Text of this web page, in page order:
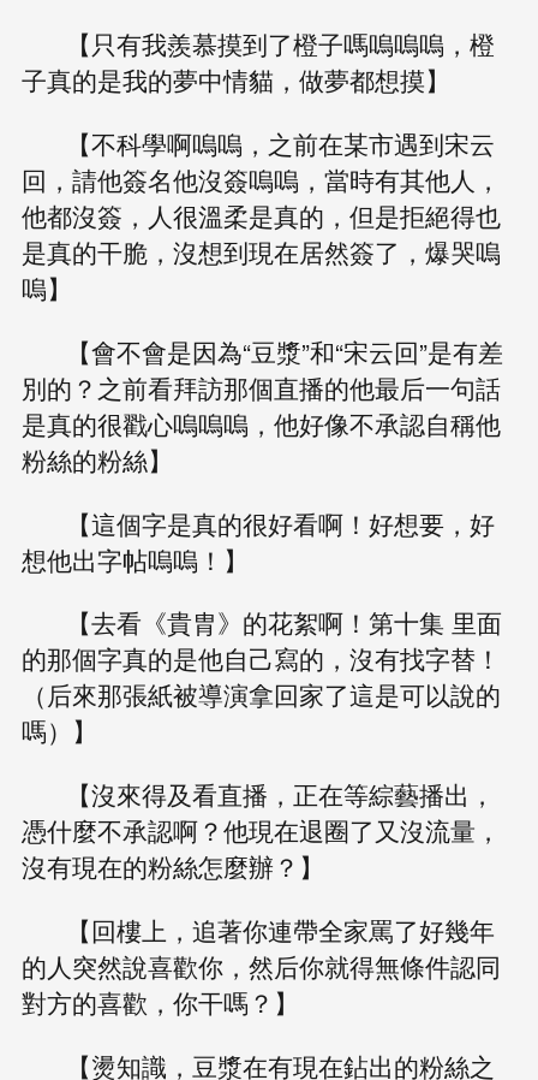
【只有我羨慕摸到了橙子嗎嗚嗚嗚，橙
子真的是我的夢中情貓，做夢都想摸】
【不科學啊嗚嗚，之前在某市遇到宋云
回，請他簽名他沒簽嗚嗚，當時有其他人，
他都沒簽，人很溫柔是真的，但是拒絕得也
是真的干脆，沒想到現在居然簽了，爆哭嗚
嗚】
【會不會是因為“豆漿”和“宋云回”是有差
別的？之前看拜訪那個直播的他最后一句話
是真的很戳心嗚嗚嗚，他好像不承認自稱他
粉絲的粉絲】
【這個字是真的很好看啊！好想要，好
想他出字帖嗚嗚！】
【去看《貴胄》的花絮啊！第十集 里面
的那個字真的是他自己寫的，沒有找字替！
（后來那張紙被導演拿回家了這是可以說的
嗎）】
【沒來得及看直播，正在等綜藝播出，
憑什麼不承認啊？他現在退圈了又沒流量，
沒有現在的粉絲怎麼辦？】
【回樓上，追著你連帶全家罵了好幾年
的人突然說喜歡你，然后你就得無條件認同
對方的喜歡，你干嗎？】
【燙知識，豆漿在有現在鉆出的粉絲之